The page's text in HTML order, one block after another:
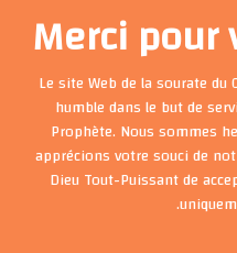
Merci
Le site Web de la sourate du
humble dans le but de
Prophète. Nous sommes
apprécions votre souci de
Dieu Tout-Puissant de